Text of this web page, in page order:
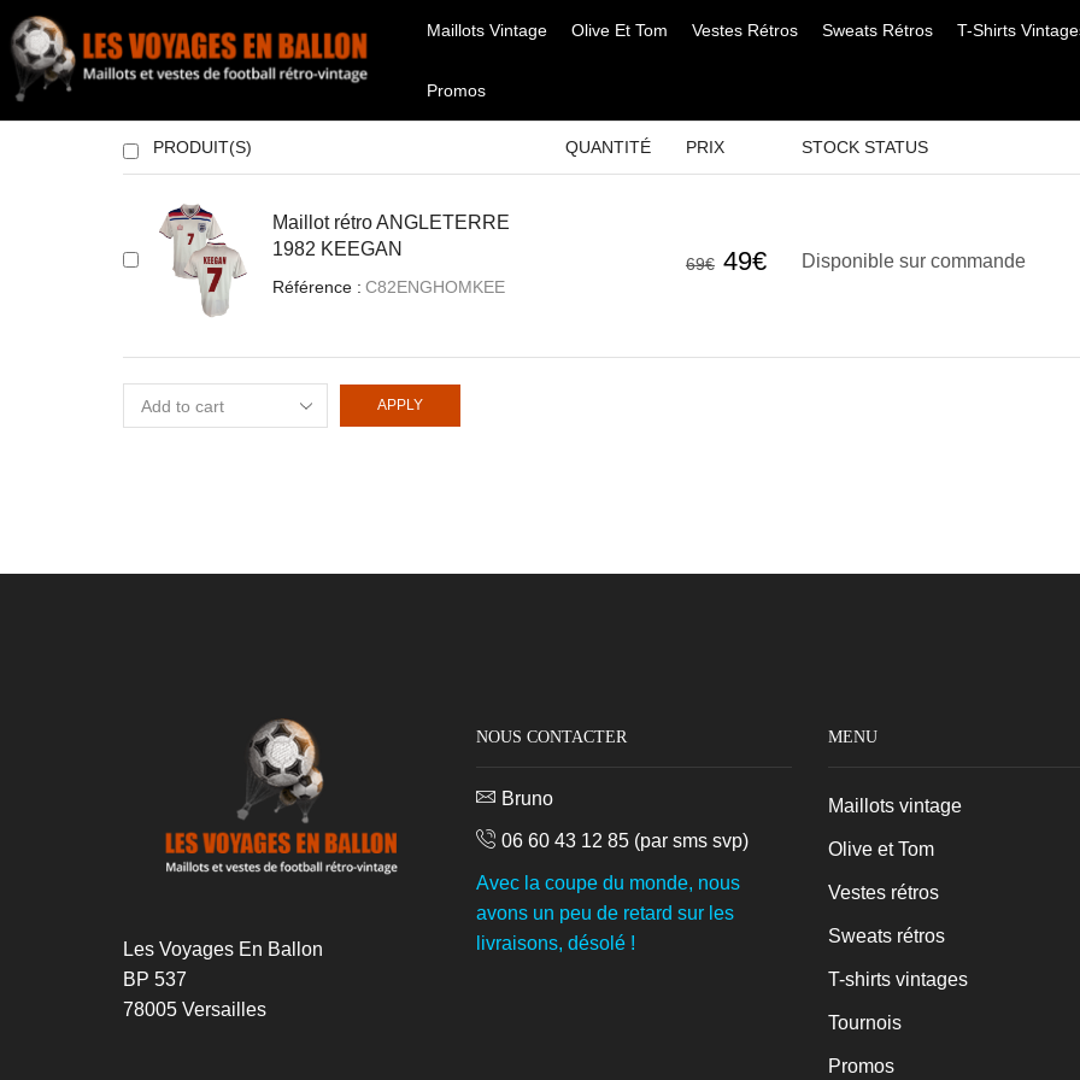
Maillots Vintage Olive Et Tom Vestes Rétros Sweats Rétros T-Shirts
Promos
PRODUIT(S) QUANTITÉ PRIX STOCK STATUS
Maillot rétro ANGLETERRE
1982 KEEGAN
Référence : C82ENGHOMKEE
69€
Le
49€Le
Disponible sur commande
APPLY
Les Voyages En Ballon
BP 537
78005 Versailles
NOUS CONTACTER
Bruno
06 60 43 12 85(par sms svp)
Avec la coupe du monde, nous
avons un peu de retard sur les
livraisons, désolé !
MENU
Maillots vintage
Olive et Tom
Vestes rétros
Sweats rétros
T-shirts vintages
Tournois
Promos